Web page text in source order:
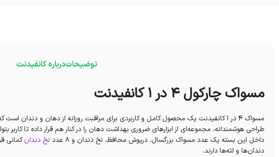
توضیحاتدرباره کانفیدنت
مسواک چارکول 4 در 1 کانفیدنت
مسواک 4 در 1 کانفیدنت یک محصول کامل و کاربردی برای مراقبت روزانه از دهان و دندان است که تنها به یک
طراحی هوشمندانه، مجموعه‌ای از ابزارهای ضروری بهداشت دهان را در کنار هم قرار داده تا کاربر
داخل این بسته یک عدد مسواک بزرگسال، درپوش محافظ، نخ دندان و 8 عدد
نخ دندانکمانی
دندان‌ها و لثه‌ها دارند.